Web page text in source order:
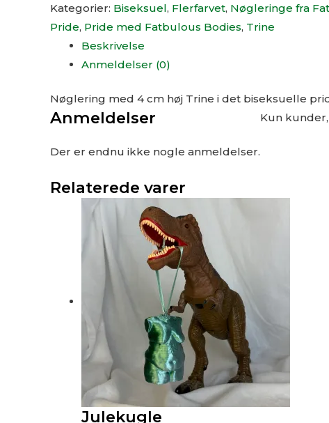
Kategorier: Biseksuel, Flerfarvet, Nøgleringe fra
Pride, Pride med Fatbulous Bodies, Trine
Beskrivelse
Anmeldelser (0)
Nøglering med 4 cm høj Trine i det biseksuelle
Anmeldelser
Der er endnu ikke nogle anmeldelser.
Kun
Relaterede varer
Julekugle